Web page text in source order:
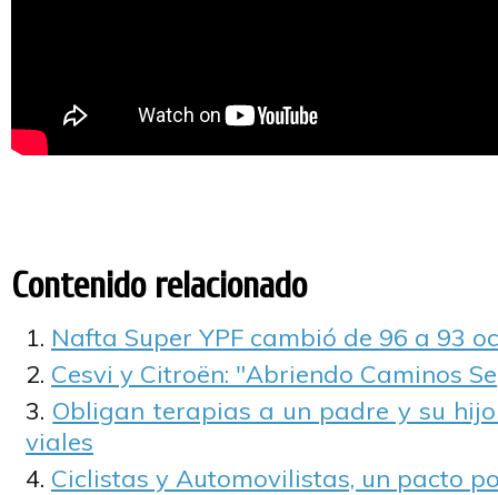
Contenido relacionado
Nafta Super YPF cambió de 96 a 93
Cesvi y Citroën: "Abriendo Caminos
Obligan terapias a un padre y su
viales
Ciclistas y Automovilistas, un pacto